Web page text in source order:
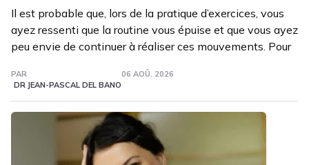
Il est probable que, lors de la pratique d’exercices, vous
ayez ressenti que la routine vous épuise et que vous ayez
peu envie de continuer à réaliser ces mouvements. Pour
PAR
DR JEAN-PASCAL DEL BANO
06 AOÛ. 2026